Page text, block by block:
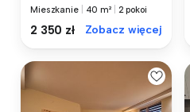
Mieszkanie 40 m² 2 pokoi
2 350 zł Zobacz więcej